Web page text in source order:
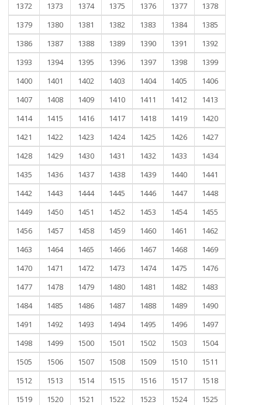
1372
1373 1374 1375 1376 1377
1378
1379
1380 1381 1382 1383 1384
1385
1386
1387 1388 1389 1390 1391
1392
1393
1394 1395 1396 1397 1398
1399
1400
1401 1402 1403 1404 1405
1406
1407
1408 1409 1410 1411 1412
1413
1414
1415 1416 1417 1418 1419
1420
1421
1422 1423 1424 1425 1426
1427
1428
1429 1430 1431 1432 1433
1434
1435
1436 1437 1438 1439 1440
1441
1442
1443 1444 1445 1446 1447
1448
1449
1450 1451 1452 1453 1454
1455
1456
1457 1458 1459 1460 1461
1462
1463
1464 1465 1466 1467 1468
1469
1470
1471 1472 1473 1474 1475
1476
1477
1478 1479 1480 1481 1482
1483
1484
1485 1486 1487 1488 1489
1490
1491
1492 1493 1494 1495 1496
1497
1498
1499 1500 1501 1502 1503
1504
1505
1506 1507 1508 1509 1510
1511
1512
1513 1514 1515 1516 1517
1518
1519
1520 1521 1522 1523 1524
1525